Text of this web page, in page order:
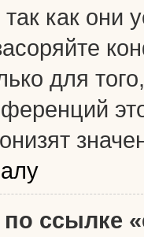
как они
для
ссылке